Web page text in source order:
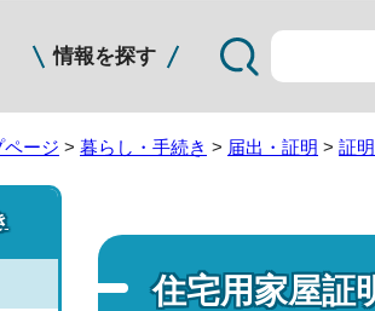
情報を探す
ページ > 暮らし・手続き > 届出・証明 > 証
住宅用家屋証